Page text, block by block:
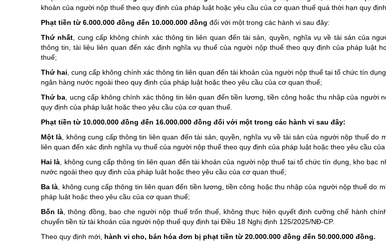
khoản của người nộp thuế theo quy định của pháp luật hoặc yêu cầu của cơ quan thuế quá thời hạn quy
Phạt tiền từ 6.000.000 đồng đến 10.000.000 đồng đối với một trong các hành vi sau đây:
Thứ nhất , cung cấp không chính xác thông tin liên quan đến tài sản, quyền, nghĩa vụ về tài sản của
thông tin, tài liệu liên quan đến xác định nghĩa vụ thuế của người nộp thuế theo quy định của pháp luật
thuế;
Thứ hai , cung cấp không chính xác thông tin liên quan đến tài khoản của người nộp thuế tại tổ chức tín
ngân hàng nước ngoài theo quy định của pháp luật hoặc theo yêu cầu của cơ quan thuế;
Thứ ba , ucng cấp không chính xác thông tin liên quan đến tiền lương, tiền công hoặc thu nhập của người
quy định của pháp luật hoặc theo yêu cầu của cơ quan thuế.
Phạt tiền từ 10.000.000 đồng đến 16.000.000 đồng đối với một trong các hành vi sau đây:
Một là , không cung cấp thông tin liên quan đến tài sản, quyền, nghĩa vụ về tài sản của người nộp thuế do
liên quan đến xác định nghĩa vụ thuế của người nộp thuế theo quy định của pháp luật hoặc theo yêu cầu
Hai là , không cung cấp thông tin liên quan đến tài khoản của người nộp thuế tại tổ chức tín dụng, kho bạc
nước ngoài theo quy định của pháp luật hoặc theo yêu cầu của cơ quan thuế;
Ba là , không cung cấp thông tin liên quan đến tiền lương, tiền công hoặc thu nhập của người nộp thuế do
pháp luật hoặc theo yêu cầu của cơ quan thuế;
Bốn là , thông đồng, bao che người nộp thuế trốn thuế, không thực hiện quyết định cưỡng chế hành
chuyển tiền từ tài khoản của người nộp thuế quy định tại Điều 18 Nghị định 125/2025/NĐ-CP.
Theo quy định mới, hành vi cho, bán hóa đơn bị phạt tiền từ 20.000.000 đồng đến 50.000.000 đồng.